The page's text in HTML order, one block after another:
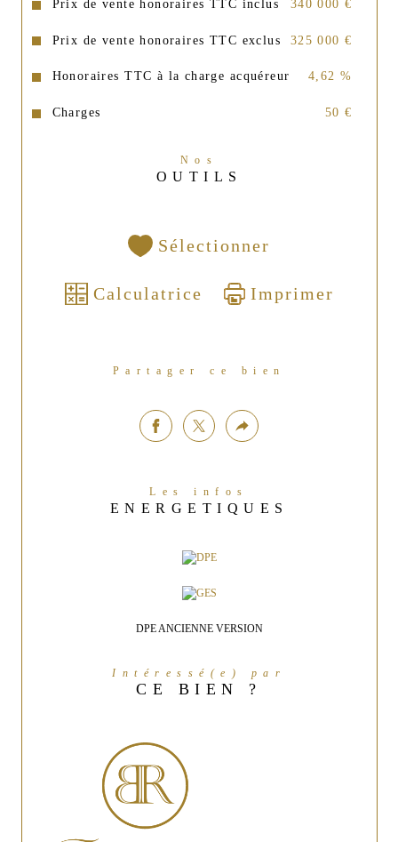
Prix de vente honoraires TTC inclus 340 000 €
Prix de vente honoraires TTC exclus 325 000 €
Honoraires TTC à la charge acquéreur 4,62 %
Charges 50 €
Nos
OUTILS
Sélectionner
Calculatrice Imprimer
Partager ce bien
Les infos
ENERGETIQUES
DPE ANCIENNE VERSION
Intéressé(e) par
CE BIEN ?